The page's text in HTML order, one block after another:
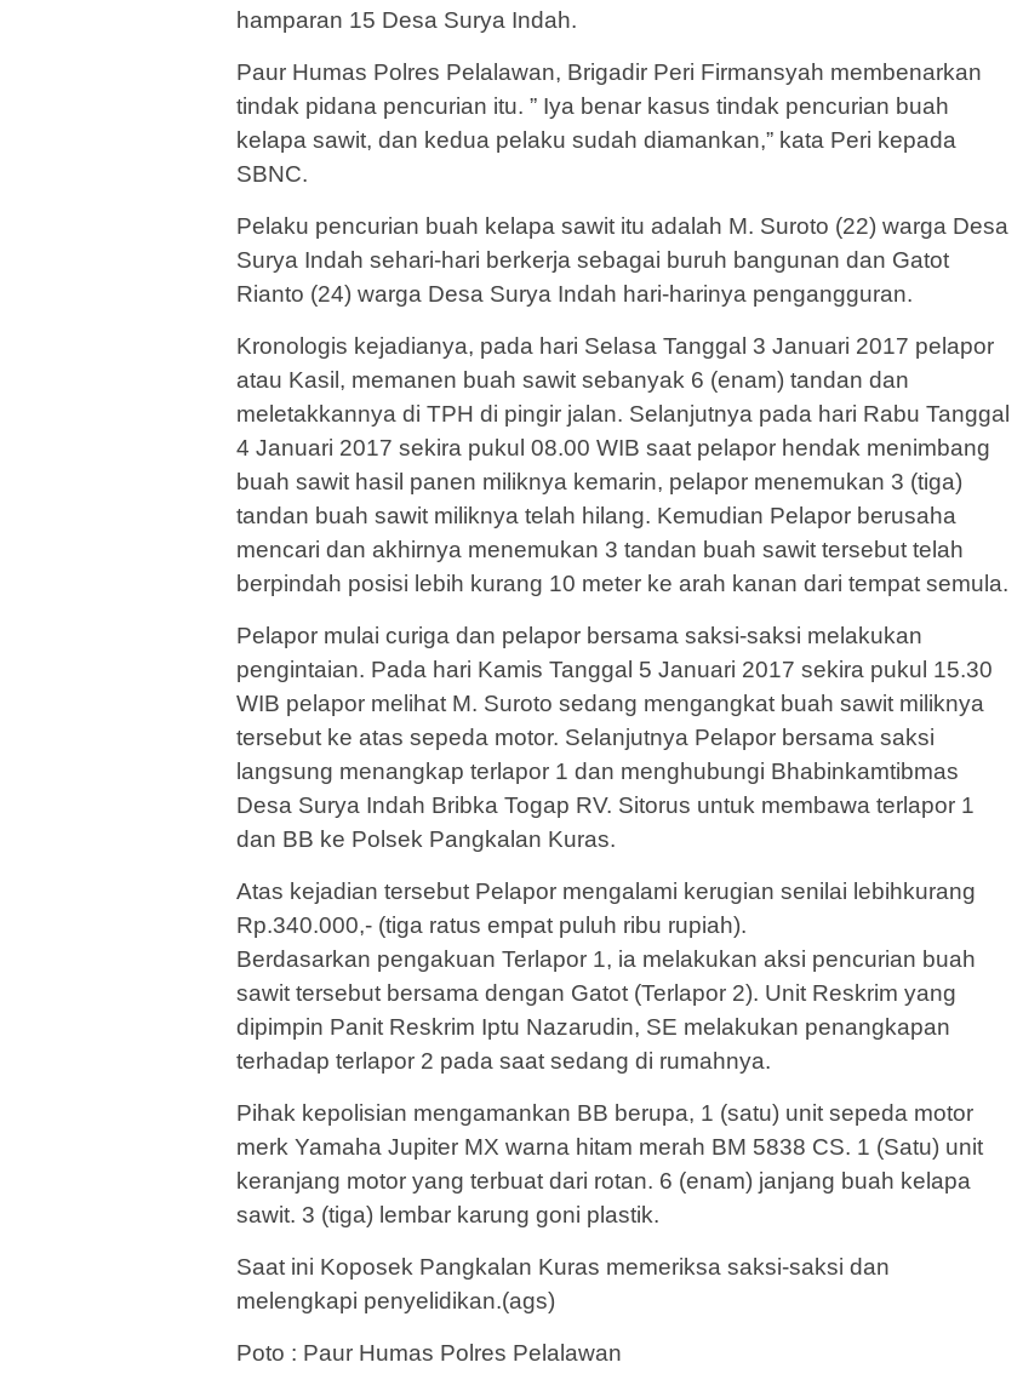
hamparan 15 Desa Surya Indah.
Paur Humas Polres Pelalawan, Brigadir Peri Firmansyah membenarkan
tindak pidana pencurian itu. ” Iya benar kasus tindak pencurian buah
kelapa sawit, dan kedua pelaku sudah diamankan,” kata Peri kepada
SBNC.
Pelaku pencurian buah kelapa sawit itu adalah M. Suroto (22) warga Desa
Surya Indah sehari-hari berkerja sebagai buruh bangunan dan Gatot
Rianto (24) warga Desa Surya Indah hari-harinya pengangguran.
Kronologis kejadianya, pada hari Selasa Tanggal 3 Januari 2017 pelapor
atau Kasil, memanen buah sawit sebanyak 6 (enam) tandan dan
meletakkannya di TPH di pingir jalan. Selanjutnya pada hari Rabu Tanggal
4 Januari 2017 sekira pukul 08.00 WIB saat pelapor hendak menimbang
buah sawit hasil panen miliknya kemarin, pelapor menemukan 3 (tiga)
tandan buah sawit miliknya telah hilang. Kemudian Pelapor berusaha
mencari dan akhirnya menemukan 3 tandan buah sawit tersebut telah
berpindah posisi lebih kurang 10 meter ke arah kanan dari tempat semula.
Pelapor mulai curiga dan pelapor bersama saksi-saksi melakukan
pengintaian. Pada hari Kamis Tanggal 5 Januari 2017 sekira pukul 15.30
WIB pelapor melihat M. Suroto sedang mengangkat buah sawit miliknya
tersebut ke atas sepeda motor. Selanjutnya Pelapor bersama saksi
langsung menangkap terlapor 1 dan menghubungi Bhabinkamtibmas
Desa Surya Indah Bribka Togap RV. Sitorus untuk membawa terlapor 1
dan BB ke Polsek Pangkalan Kuras.
Atas kejadian tersebut Pelapor mengalami kerugian senilai lebihkurang
Rp.340.000,- (tiga ratus empat puluh ribu rupiah).
Berdasarkan pengakuan Terlapor 1, ia melakukan aksi pencurian buah
sawit tersebut bersama dengan Gatot (Terlapor 2). Unit Reskrim yang
dipimpin Panit Reskrim Iptu Nazarudin, SE melakukan penangkapan
terhadap terlapor 2 pada saat sedang di rumahnya.
Pihak kepolisian mengamankan BB berupa, 1 (satu) unit sepeda motor
merk Yamaha Jupiter MX warna hitam merah BM 5838 CS. 1 (Satu) unit
keranjang motor yang terbuat dari rotan. 6 (enam) janjang buah kelapa
sawit. 3 (tiga) lembar karung goni plastik.
Saat ini Koposek Pangkalan Kuras memeriksa saksi-saksi dan
melengkapi penyelidikan.(ags)
Poto : Paur Humas Polres Pelalawan